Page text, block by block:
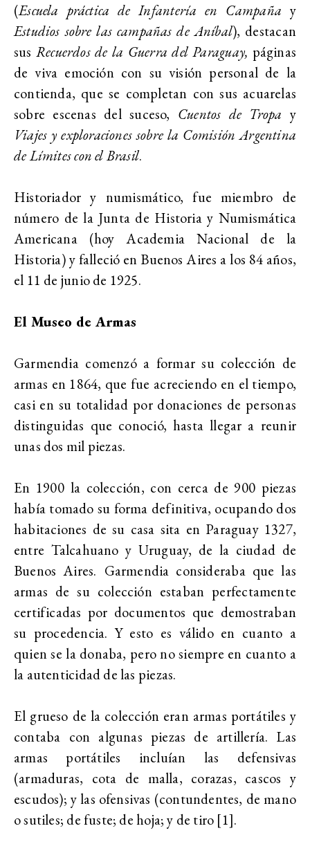
(Escuela práctica de Infantería en Campaña y
Estudios sobre las campañas de Aníbal), destacan
sus Recuerdos de la Guerra del Paraguay, páginas
de viva emoción con su visión personal de la
contienda, que se completan con sus acuarelas
sobre escenas del suceso, Cuentos de Tropa y
Viajes y exploraciones sobre la Comisión Argentina
de Límites con el Brasil.
Historiador y numismático, fue miembro de
número de la Junta de Historia y Numismática
Americana (hoy Academia Nacional de la
Historia) y falleció en Buenos Aires a los 84 años,
el 11 de junio de 1925.
El Museo de Armas
Garmendia comenzó a formar su colección de
armas en 1864, que fue acreciendo en el tiempo,
casi en su totalidad por donaciones de personas
distinguidas que conoció, hasta llegar a reunir
unas dos mil piezas.
En 1900 la colección, con cerca de 900 piezas
había tomado su forma definitiva, ocupando dos
habitaciones de su casa sita en Paraguay 1327,
entre Talcahuano y Uruguay, de la ciudad de
Buenos Aires. Garmendia consideraba que las
armas de su colección estaban perfectamente
certificadas por documentos que demostraban
su procedencia. Y esto es válido en cuanto a
quien se la donaba, pero no siempre en cuanto a
la autenticidad de las piezas.
El grueso de la colección eran armas portátiles y
contaba con algunas piezas de artillería. Las
armas portátiles incluían las defensivas
(armaduras, cota de malla, corazas, cascos y
escudos); y las ofensivas (contundentes, de mano
o sutiles; de fuste; de hoja; y de tiro [1].